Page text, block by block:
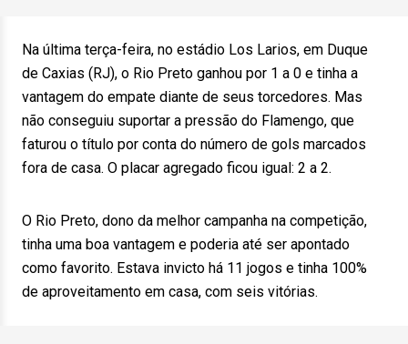
Na última terça-feira, no estádio Los Larios, em Duque
de Caxias (RJ), o Rio Preto ganhou por 1 a 0 e tinha a
vantagem do empate diante de seus torcedores. Mas
não conseguiu suportar a pressão do Flamengo, que
faturou o título por conta do número de gols marcados
fora de casa. O placar agregado ficou igual: 2 a 2.
O Rio Preto, dono da melhor campanha na competição,
tinha uma boa vantagem e poderia até ser apontado
como favorito. Estava invicto há 11 jogos e tinha 100%
de aproveitamento em casa, com seis vitórias.